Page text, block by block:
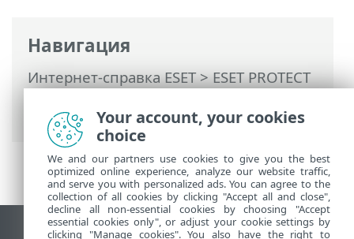
Навигация
Интернет-справка ESET>ESET PROTECT
Агент
Your account, your cookies
choice
We and our partners use cookies to give you the best
optimized online experience, analyze our website traffic,
and serve you with personalized ads. You can agree to the
collection of all cookies by clicking "Accept all and close",
decline all non-essential cookies by choosing "Accept
essential cookies only", or adjust your cookie settings by
clicking "Manage cookies". You also have the right to